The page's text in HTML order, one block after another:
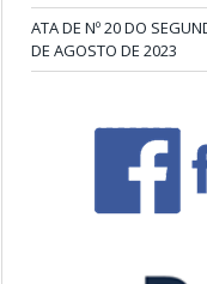
ATA DE Nº 20 DO
DE AGOSTO DE 2023